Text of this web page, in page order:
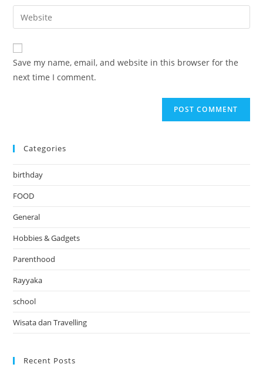
comment
email
address
comment
Enter
your
website
URL
(optional)
Save my name, email, and website in this browser for the
next time I comment.
Categories
birthday
FOOD
General
Hobbies & Gadgets
Parenthood
Rayyaka
school
Wisata dan Travelling
Recent Posts